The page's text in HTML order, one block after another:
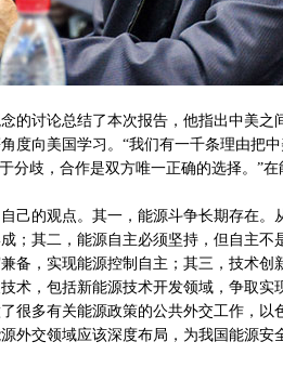
讨论总结了本次报告，他指出中美之
度向美国学习。“我们有一千条理由把
分歧，合作是双方唯一正确的选择。”在
的观点。其一，能源斗争长期存在。
；其二，能源自主必须坚持，但自主
备，实现能源控制自主；其三，技术
术，包括新能源技术开发领域，争取实
很多有关能源政策的公共外交工作，
外交领域应该深度布局，为我国能源